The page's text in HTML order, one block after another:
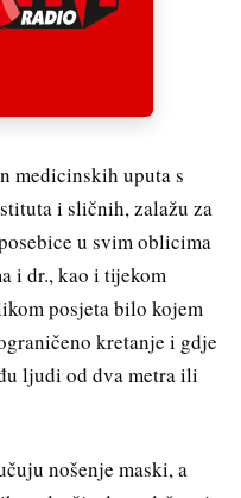
medicinskih uputa s
i sličnih, zalažu za
u svim oblicima
i dr., kao i tijekom
posjeta bilo kojem
kretanje i gdje
ljudi od dva metra ili
nošenje maski, a